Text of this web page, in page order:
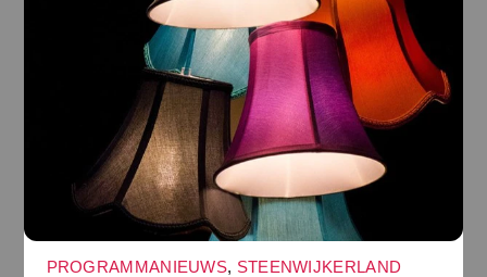
PROGRAMMANIEUWS, STEENWIJKERLAND